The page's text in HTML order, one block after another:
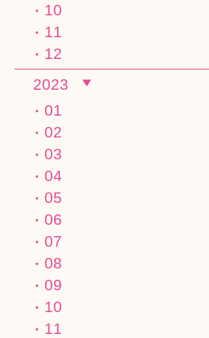
10
11
12
2023
01
02
03
04
05
06
07
08
09
10
11